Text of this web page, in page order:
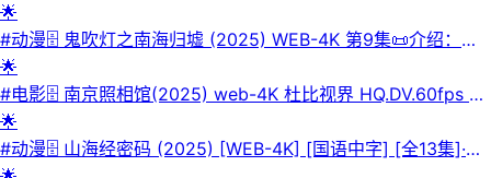
9.68G
🌟
#动漫🗄 鬼吹灯之南海归墟 (2025) WEB-4K 第9集📜介绍：胡
八一等人受陈教授委托，前往南海珊瑚庙岛，雇阮黑师徒乘三叉
戟号赴珊瑚螺旋寻秦王照骨镜。历险后坠入归墟，于沉船内得古
镜并知阮黑乃多玲仇人。脱险后休整时，突现神秘人持棍逼近守
夜的明叔。💾夸克网盘| 💿123网盘📁 大小：1.5GB🏷 标签：#
🌟
#电影🗄 南京照相馆(2025) web-4K 杜比视界 HQ.DV.60fps 简
体字幕📜介绍：影片故事取材于南京大屠杀期间日军真实罪证影
像。一群生活在南京的百姓躲在吉祥照相馆中避难，为了尽可能
🌟
#动漫🗄 山海经密码 (2025) [WEB-4K] [国语中字] [全13集]·📜